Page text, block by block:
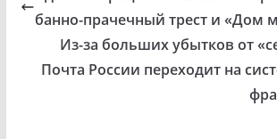
банно-прачечный трест и «Дом
Из-за больших убытков от
Почта России переходит на